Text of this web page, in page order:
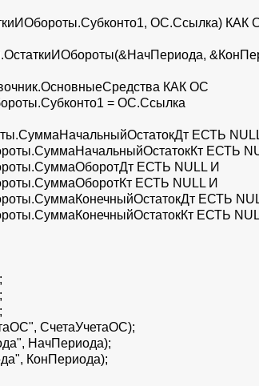
ОС.Ссылка) КАК
КАК ОС
= ОС.Ссылка
ЕСТЬ
ЕСТЬ
ЕСТЬ NULL И
ЕСТЬ NULL И
ЕСТЬ
ЕСТЬ
СчетаУчетаОС);
НачПериода);
КонПериода);